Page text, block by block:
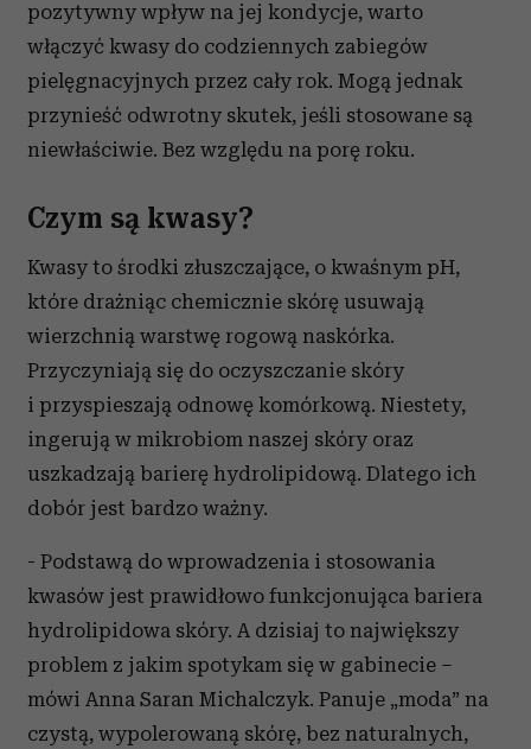
pozytywny wpływ na jej kondycje, warto
włączyć kwasy do codziennych zabiegów
pielęgnacyjnych przez cały rok. Mogą jednak
przynieść odwrotny skutek, jeśli stosowane są
niewłaściwie. Bez względu na porę roku.
Czym są kwasy?
Kwasy to środki złuszczające, o kwaśnym pH,
które drażniąc chemicznie skórę usuwają
wierzchnią warstwę rogową naskórka.
Przyczyniają się do oczyszczanie skóry
i przyspieszają odnowę komórkową. Niestety,
ingerują w mikrobiom naszej skóry oraz
uszkadzają barierę hydrolipidową. Dlatego ich
dobór jest bardzo ważny.
- Podstawą do wprowadzenia i stosowania
kwasów jest prawidłowo funkcjonująca bariera
hydrolipidowa skóry. A dzisiaj to największy
problem z jakim spotykam się w gabinecie –
mówi Anna Saran Michalczyk. Panuje „moda” na
czystą, wypolerowaną skórę, bez naturalnych,